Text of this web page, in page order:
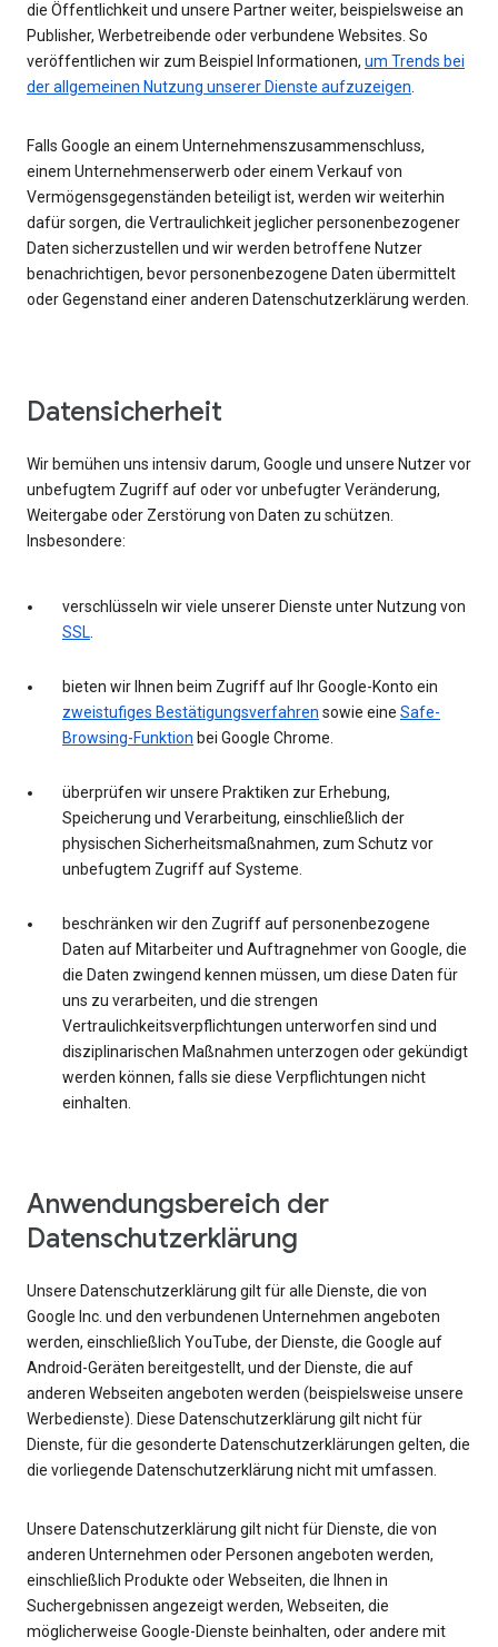
die Öffentlichkeit und unsere Partner weiter, beispielsweise an
Publisher, Werbetreibende oder verbundene Websites. So
veröffentlichen wir zum Beispiel Informationen, um Trends bei
der allgemeinen Nutzung unserer Dienste aufzuzeigen.
Falls Google an einem Unternehmenszusammenschluss,
einem Unternehmenserwerb oder einem Verkauf von
Vermögensgegenständen beteiligt ist, werden wir weiterhin
dafür sorgen, die Vertraulichkeit jeglicher personenbezogener
Daten sicherzustellen und wir werden betroffene Nutzer
benachrichtigen, bevor personenbezogene Daten übermittelt
oder Gegenstand einer anderen Datenschutzerklärung werden.
Datensicherheit
Wir bemühen uns intensiv darum, Google und unsere Nutzer vor
unbefugtem Zugriff auf oder vor unbefugter Veränderung,
Weitergabe oder Zerstörung von Daten zu schützen.
Insbesondere:
verschlüsseln wir viele unserer Dienste unter Nutzung von
SSL.
bieten wir Ihnen beim Zugriff auf Ihr Google-Konto ein
zweistufiges Bestätigungsverfahren sowie eine Safe-
Browsing-Funktion bei Google Chrome.
überprüfen wir unsere Praktiken zur Erhebung,
Speicherung und Verarbeitung, einschließlich der
physischen Sicherheitsmaßnahmen, zum Schutz vor
unbefugtem Zugriff auf Systeme.
beschränken wir den Zugriff auf personenbezogene
Daten auf Mitarbeiter und Auftragnehmer von Google, die
die Daten zwingend kennen müssen, um diese Daten für
uns zu verarbeiten, und die strengen
Vertraulichkeitsverpflichtungen unterworfen sind und
disziplinarischen Maßnahmen unterzogen oder gekündigt
werden können, falls sie diese Verpflichtungen nicht
einhalten.
Anwendungsbereich der
Datenschutzerklärung
Unsere Datenschutzerklärung gilt für alle Dienste, die von
Google Inc. und den verbundenen Unternehmen angeboten
werden, einschließlich YouTube, der Dienste, die Google auf
Android-Geräten bereitgestellt, und der Dienste, die auf
anderen Webseiten angeboten werden (beispielsweise unsere
Werbedienste). Diese Datenschutzerklärung gilt nicht für
Dienste, für die gesonderte Datenschutzerklärungen gelten, die
die vorliegende Datenschutzerklärung nicht mit umfassen.
Unsere Datenschutzerklärung gilt nicht für Dienste, die von
anderen Unternehmen oder Personen angeboten werden,
einschließlich Produkte oder Webseiten, die Ihnen in
Suchergebnissen angezeigt werden, Webseiten, die
möglicherweise Google-Dienste beinhalten, oder andere mit